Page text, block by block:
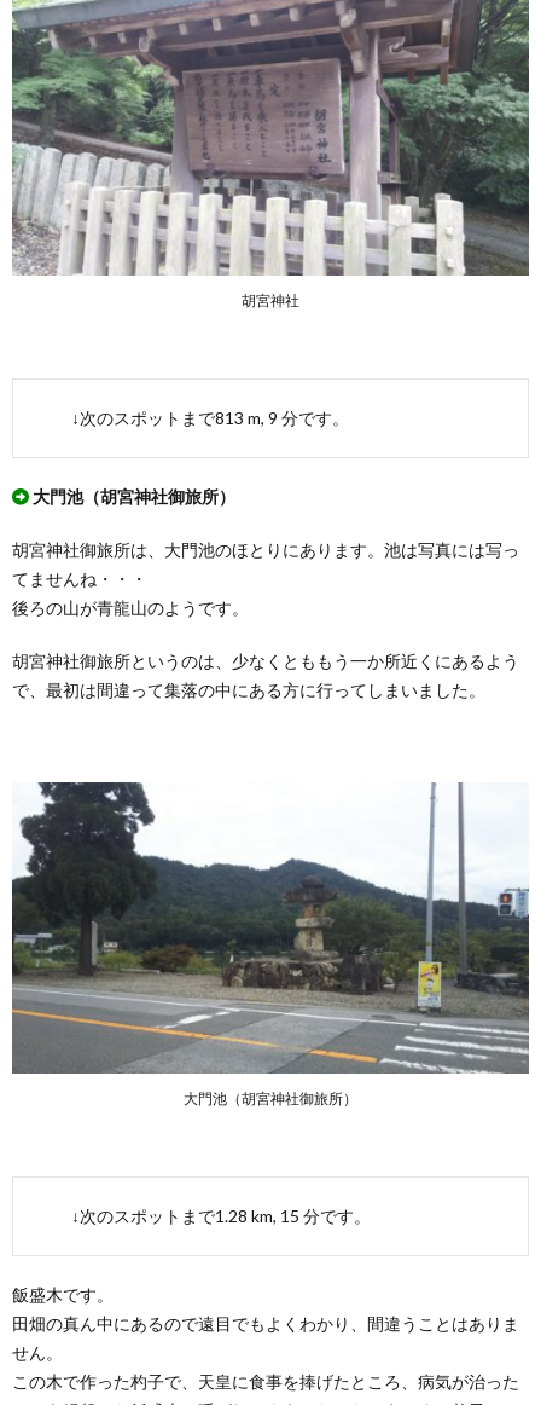
胡宮神社
↓次のスポットまで813 m, 9 分です。
大門池（胡宮神社御旅所）
胡宮神社御旅所は、大門池のほとりにあります。池は写真には写っ
てませんね・・・
後ろの山が青龍山のようです。
胡宮神社御旅所というのは、少なくとももう一か所近くにあるよう
で、最初は間違って集落の中にある方に行ってしまいました。
大門池（胡宮神社御旅所）
↓次のスポットまで1.28 km, 15 分です。
飯盛木です。
田畑の真ん中にあるので遠目でもよくわかり、間違うことはありま
せん。
この木で作った杓子で、天皇に食事を捧げたところ、病気が治った